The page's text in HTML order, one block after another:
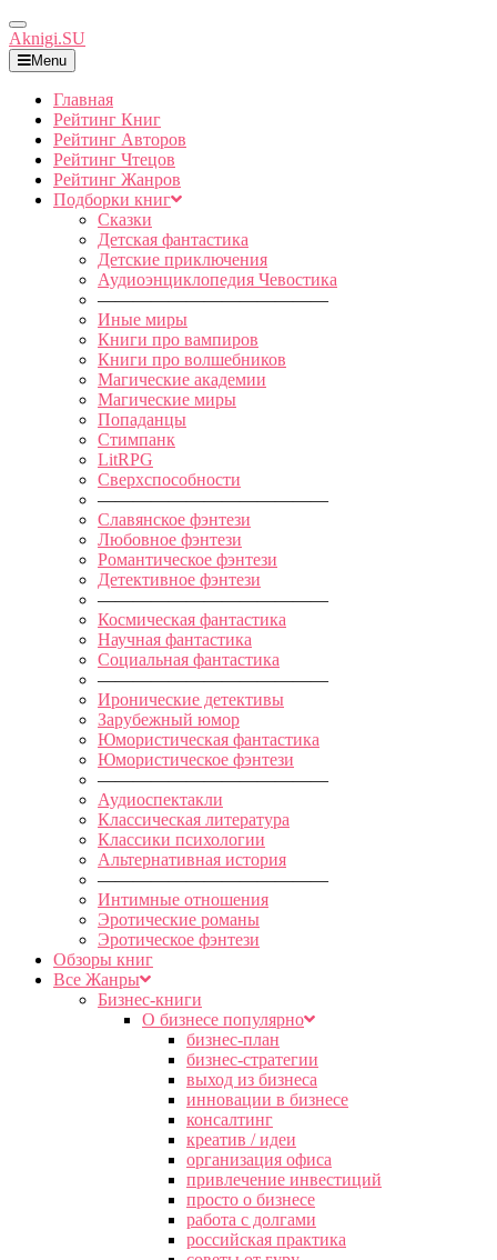
Toggle
Navigation
Aknigi.SU
Menu
Главная
Рейтинг Книг
Рейтинг Авторов
Рейтинг Чтецов
Рейтинг Жанров
Подборки книг
Сказки
Детская фантастика
Детские приключения
Аудиоэнциклопедия Чевостика
—————————————
Иные миры
Книги про вампиров
Книги про волшебников
Магические академии
Магические миры
Попаданцы
Стимпанк
LitRPG
Сверхспособности
—————————————
Славянское фэнтези
Любовное фэнтези
Романтическое фэнтези
Детективное фэнтези
—————————————
Космическая фантастика
Научная фантастика
Социальная фантастика
—————————————
Иронические детективы
Зарубежный юмор
Юмористическая фантастика
Юмористическое фэнтези
—————————————
Аудиоспектакли
Классическая литература
Классики психологии
Альтернативная история
—————————————
Интимные отношения
Эротические романы
Эротическое фэнтези
Обзоры книг
Все Жанры
Бизнес-книги
О бизнесе популярно
бизнес-план
бизнес-стратегии
выход из бизнеса
инновации в бизнесе
консалтинг
креатив / идеи
организация офиса
привлечение инвестиций
просто о бизнесе
работа с долгами
российская практика